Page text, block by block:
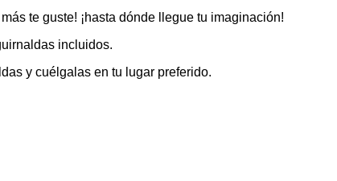
te guste! ¡hasta dónde llegue tu imaginación!
incluidos.
y cuélgalas en tu lugar preferido.